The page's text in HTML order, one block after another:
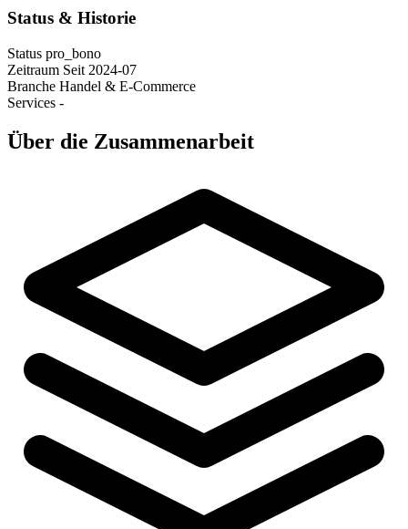
Status & Historie
Status pro_bono
Zeitraum Seit 2024-07
Branche Handel & E-Commerce
Services -
Über die Zusammenarbeit